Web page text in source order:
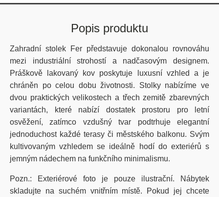
Popis produktu
Zahradní stolek Fer představuje dokonalou rovnováhu
mezi industriální strohostí a nadčasovým designem.
Práškově lakovaný kov poskytuje luxusní vzhled a je
chráněn po celou dobu životnosti. Stolky nabízíme ve
dvou praktických velikostech a třech zemitě zbarevných
variantách, které nabízí dostatek prostoru pro letní
osvěžení, zatímco vzdušný tvar podtrhuje elegantní
jednoduchost každé terasy či městského balkonu. Svým
kultivovaným vzhledem se ideálně hodí do exteriérů s
jemným nádechem na funkčního minimalismu.
Pozn.: Exteriérové foto je pouze ilustrační.
Nábytek
skladujte na suchém vnitřním místě. Pokud jej chcete